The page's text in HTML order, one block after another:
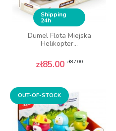
Shipping
24h
Dumel Flota Miejska
Helikopter...
zł85.00Regular price
zł87.00
Price
OUT-OF-STOCK